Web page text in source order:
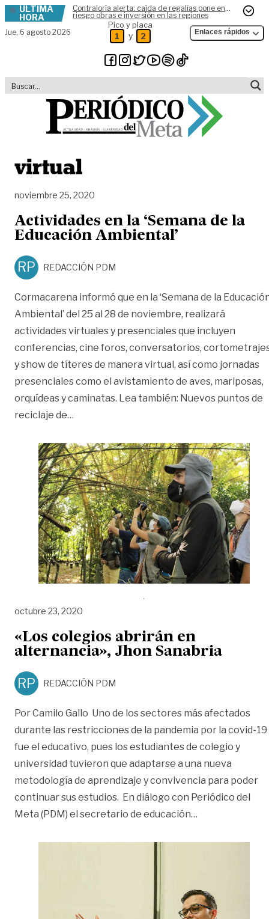
Skip to content
ÚLTIMA
HORA
Contraloría alerta: caída de regalías pone en
riesgo obras e inversión en las regiones
Jue, 6 agosto 2026
Pico y placa
1 y 2 Enlaces rápidos
virtual
noviembre 25, 2020
Actividades en la ‘Semana de la
Educación Ambiental’
RP REDACCIÓN PDM
Cormacarena informó que en la ‘Semana de la
Ambiental’ del 25 al 28 de noviembre, realizará
actividades virtuales y presenciales que incluyen
conferencias, cine foros, conversatorios,
y show de títeres de manera virtual, así como jornadas
presenciales como el avistamiento de aves, mariposas,
orquídeas y caminatas. Lea también: Nuevos puntos de
reciclaje de…
octubre 23, 2020
«Los colegios abrirán en
alternancia», Jhon Sanabria
RP REDACCIÓN PDM
Por Camilo Gallo Uno de los sectores más afectados
durante las restricciones de la pandemia por la covid-19
fue el educativo, pues los estudiantes de colegio y
universidad tuvieron que adaptarse a una nueva
metodología de aprendizaje y convivencia para poder
continuar sus estudios. En diálogo con Periódico del
Meta (PDM) el secretario de educación…